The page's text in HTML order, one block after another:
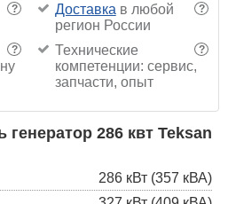
? ?
Доставка в любой
регион России
? ?
Технические
компетенции: сервис,
запчасти, опыт
286 квт Teksan
286 кВт (357 кВА)